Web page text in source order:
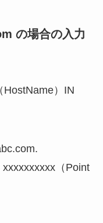
の場合の入力
HostName）IN
xxxxxxxxxx（Point